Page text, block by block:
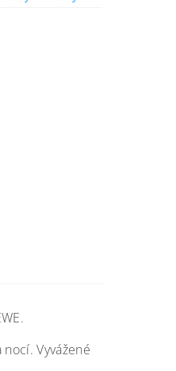
Vyvážené